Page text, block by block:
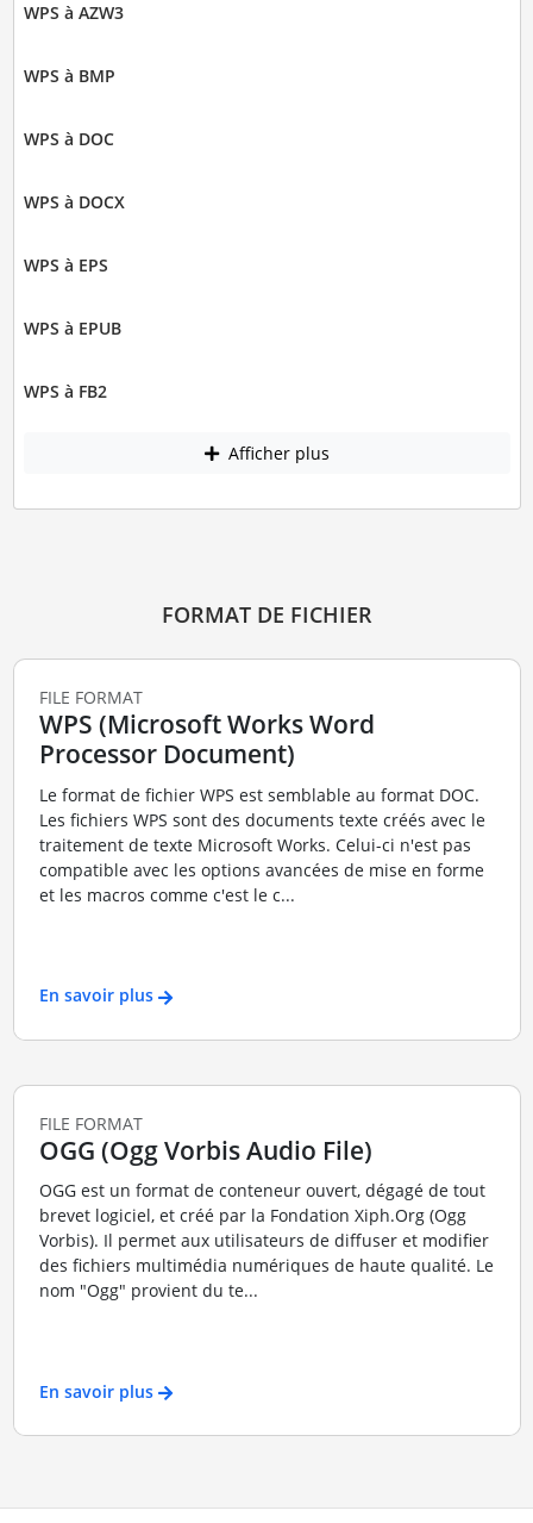
WPS à AZW3
WPS à BMP
WPS à DOC
WPS à DOCX
WPS à EPS
WPS à EPUB
WPS à FB2
Afficher plus
FORMAT DE FICHIER
FILE FORMAT
WPS (Microsoft Works Word
Processor Document)
Le format de fichier WPS est semblable au format DOC.
Les fichiers WPS sont des documents texte créés avec le
traitement de texte Microsoft Works. Celui-ci n'est pas
compatible avec les options avancées de mise en forme
et les macros comme c'est le c...
En savoir plus
FILE FORMAT
OGG (Ogg Vorbis Audio File)
OGG est un format de conteneur ouvert, dégagé de tout
brevet logiciel, et créé par la Fondation Xiph.Org (Ogg
Vorbis). Il permet aux utilisateurs de diffuser et modifier
des fichiers multimédia numériques de haute qualité. Le
nom "Ogg" provient du te...
En savoir plus